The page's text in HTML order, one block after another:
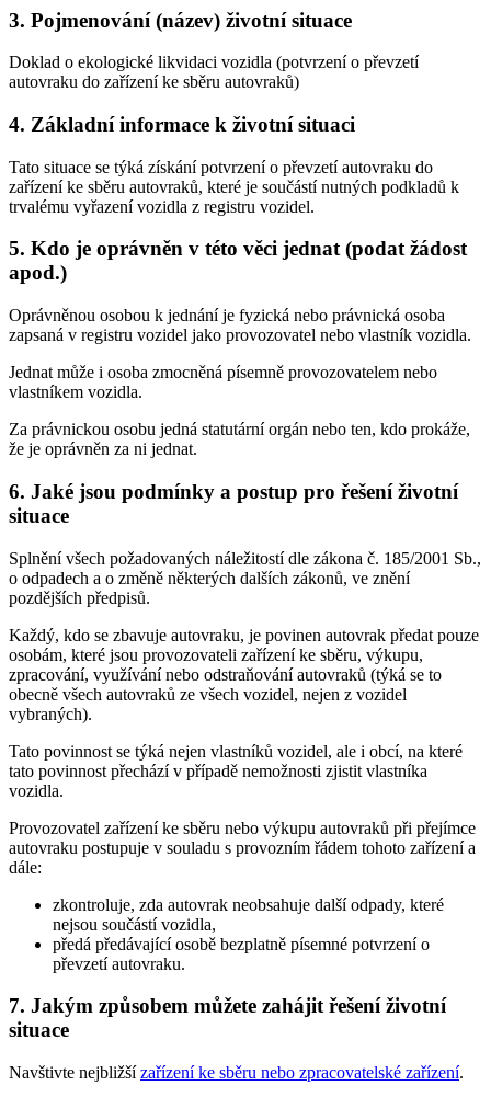
3. Pojmenování (název) životní situace
Doklad o ekologické likvidaci vozidla (potvrzení o převzetí
autovraku do zařízení ke sběru autovraků)
4. Základní informace k životní situaci
Tato situace se týká získání potvrzení o převzetí autovraku do
zařízení ke sběru autovraků, které je součástí nutných podkladů k
trvalému vyřazení vozidla z registru vozidel.
5. Kdo je oprávněn v této věci jednat (podat žádost
apod.)
Oprávněnou osobou k jednání je fyzická nebo právnická osoba
zapsaná v registru vozidel jako provozovatel nebo vlastník vozidla.
Jednat může i osoba zmocněná písemně provozovatelem nebo
vlastníkem vozidla.
Za právnickou osobu jedná statutární orgán nebo ten, kdo prokáže,
že je oprávněn za ni jednat.
6. Jaké jsou podmínky a postup pro řešení životní
situace
Splnění všech požadovaných náležitostí dle zákona č. 185/2001 Sb.,
o odpadech a o změně některých dalších zákonů, ve znění
pozdějších předpisů.
Každý, kdo se zbavuje autovraku, je povinen autovrak předat pouze
osobám, které jsou provozovateli zařízení ke sběru, výkupu,
zpracování, využívání nebo odstraňování autovraků (týká se to
obecně všech autovraků ze všech vozidel, nejen z vozidel
vybraných).
Tato povinnost se týká nejen vlastníků vozidel, ale i obcí, na které
tato povinnost přechází v případě nemožnosti zjistit vlastníka
vozidla.
Provozovatel zařízení ke sběru nebo výkupu autovraků při přejímce
autovraku postupuje v souladu s provozním řádem tohoto zařízení a
dále:
zkontroluje, zda autovrak neobsahuje další odpady, které
nejsou součástí vozidla,
předá předávající osobě bezplatně písemné potvrzení o
převzetí autovraku.
7. Jakým způsobem můžete zahájit řešení životní
situace
Navštivte nejbližšízařízení ke sběru nebo zpracovatelské zařízení.